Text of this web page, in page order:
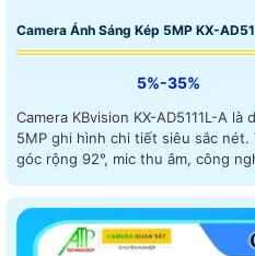
Camera Ánh Sáng Kép 5MP KX-
5%-35%
Camera KBvision KX-AD5111L-A
5MP ghi hình chi tiết siêu sắc nét. Tích hợp ống kính 3. 6mm với
góc rộng 92°, mic thu âm, công